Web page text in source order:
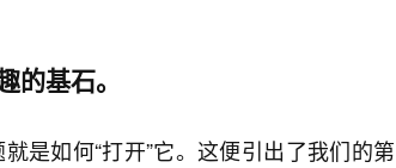
基石。
是如何“打开”它。这便引出了我们的第